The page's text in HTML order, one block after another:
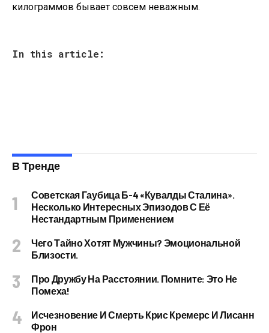
килограммов бывает совсем неважным.
In this article:
В Тренде
Советская Гаубица Б-4 «Кувалды Сталина».
Несколько Интересных Эпизодов С Её
Нестандартным Применением
Чего Тайно Хотят Мужчины? Эмоциональной
Близости.
Про Дружбу На Расстоянии. Помните: Это Не
Помеха!
Исчезновение И Смерть Крис Кремерс И Лисанн
Фрон